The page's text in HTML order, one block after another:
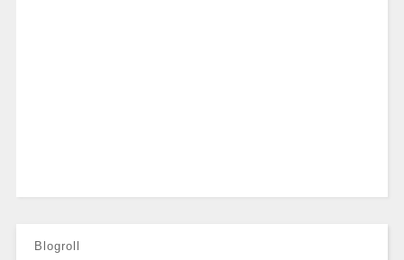
Blogroll